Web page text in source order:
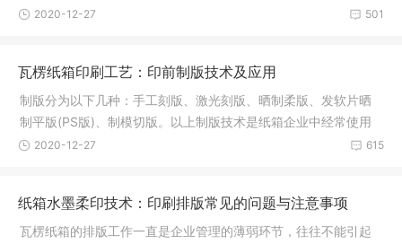
济损失。
501
2020-12-27
瓦楞纸箱印刷工艺：印前制版技术及应用
制版分为以下几种：手工刻版、激光刻版、晒制柔版、发软片晒
制平版(PS版)、制模切版。以上制版技术是纸箱企业中经常使用
的技术。
615
2020-12-27
纸箱水墨柔印技术：印刷排版常见的问题与注意事项
瓦楞纸箱的排版工作一直是企业管理的薄弱环节，往往不能引起